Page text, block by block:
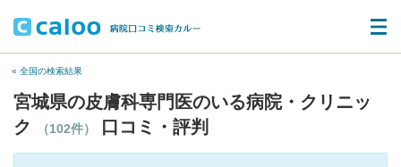
« 全国の検索結果
宮城県の皮膚科専門医のいる病院・クリニッ
ク
（102件） 口コミ・評判